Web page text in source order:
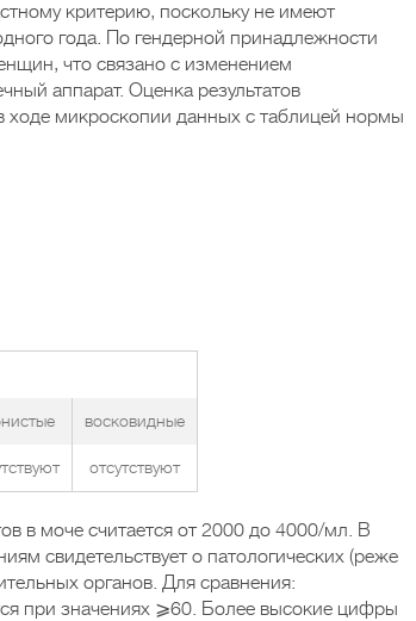
критерию, поскольку не имеют
года. По гендерной принадлежности
что связано с изменением
аппарат. Оценка результатов
ходе микроскопии данных с таблицей нормы
восковидные
отсутствуют
в моче считается от 2000 до 4000/мл. В
свидетельствует о патологических (реже
органов. Для сравнения:
при значениях ⩾60. Более высокие цифры